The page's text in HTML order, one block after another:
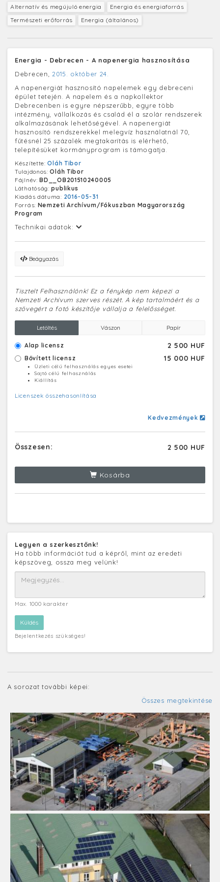
Alternatív és megújuló energia
Energia és energiaforrás
Természeti erőforrás
Energia (általános)
Energia - Debrecen - A napenergia hasznosítása
Debrecen, 2015. október 24.
A napenergiát hasznosító napelemek egy debreceni
épület tetején. A napelem és a napkollektor
Debrecenben is egyre népszerűbb, egyre több
intézmény, vállalkozás és család él a szolár rendszerek
alkalmazásának lehetőségével. A napenergiát
hasznosító rendszerekkel melegvíz használatnál 70,
fűtésnél 25 százalék megtakarítás is elérhető,
telepítésüket kormányprogram is támogatja.
Készítette:Oláh Tibor
Tulajdonos:Oláh Tibor
Fájlnév:BD__OB201510240005
Láthatóság:publikus
Kiadás dátuma: 2016-05-31
Forrás: Nemzeti Archívum/Fókuszban Magyarország
Program
Technikai adatok:
Beágyazás
Tisztelt Felhasználónk! Ez a fénykép nem képezi a
Nemzeti Archívum szerves részét. A kép tartalmáért és a
szövegért a fotó készítője vállalja a felelősséget.
Letöltés Vászon Papír
Alap licensz 2 500 HUF
Bővített licensz 15 000 HUF
Üzleti célú felhasználás egyes esetei
Sajtó célú felhasználás
Kiállítás
Licenszek összehasonlítása
Kedvezmények
Összesen: 2 500 HUF
Kosárba
Legyen a szerkesztőnk!
Ha több információt tud a képről, mint az eredeti
képszöveg, ossza meg velünk!
Max. 1000 karakter
Bejelentkezés szükséges!
A sorozat további képei:
Összes megtekintése